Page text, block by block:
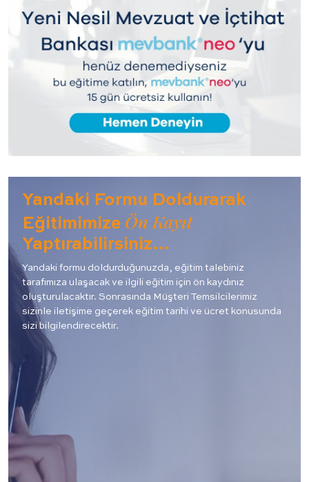
Yandaki Formu Doldurarak
Eğitimimize Ön Kayıt
Yaptırabilirsiniz…
Yandaki formu doldurduğunuzda, eğitim talebiniz
tarafımıza ulaşacak ve ilgili eğitim için ön kaydınız
oluşturulacaktır. Sonrasında Müşteri Temsilcilerimiz
sizinle iletişime geçerek eğitim tarihi ve ücret konusunda
sizi bilgilendirecektir.